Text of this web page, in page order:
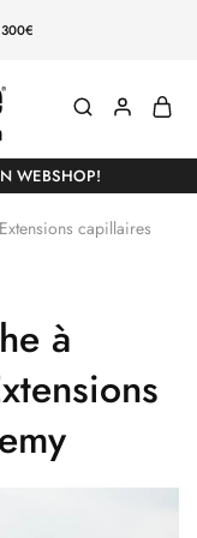
300€
WEBSHOP!
capillaires
à